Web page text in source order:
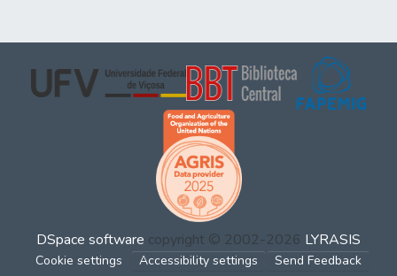
DSpace software copyright © 2002-2026 LYRASIS
Cookie settings Accessibility settings Send Feedback